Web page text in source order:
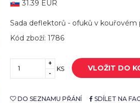
31.39 EUR
Sada deflektorů - ofuků v kouřovém
Kód zboží: 1786
+
-
KS VLOŽIT DO
DO SEZNAMU PŘÁNÍ SDÍLET NA